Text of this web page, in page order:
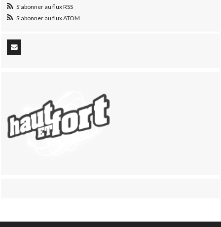
S'abonner au flux RSS
S'abonner au flux ATOM